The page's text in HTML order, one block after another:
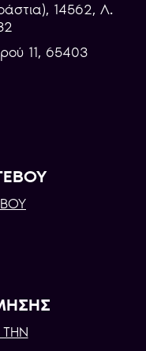
14562, Λ.
11, 65403